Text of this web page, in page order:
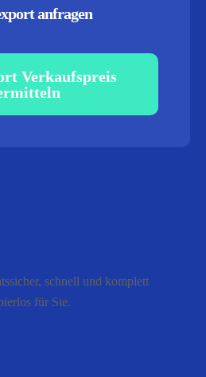
anfragen
Verkaufspreis